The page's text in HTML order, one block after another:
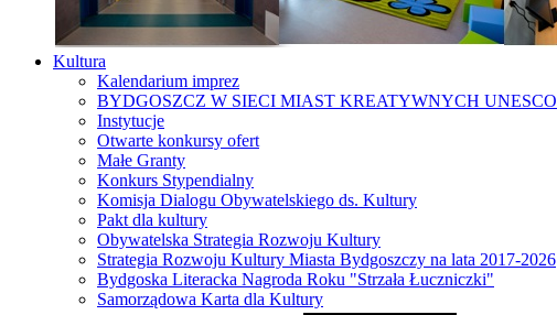
Kultura
Kalendarium imprez
BYDGOSZCZ W SIECI MIAST KREATYWNYCH UNESCO
Instytucje
Otwarte konkursy ofert
Małe Granty
Konkurs Stypendialny
Komisja Dialogu Obywatelskiego ds. Kultury
Pakt dla kultury
Obywatelska Strategia Rozwoju Kultury
Strategia Rozwoju Kultury Miasta Bydgoszczy na lata 2017-2026
Bydgoska Literacka Nagroda Roku "Strzała Łuczniczki"
Samorządowa Karta dla Kultury